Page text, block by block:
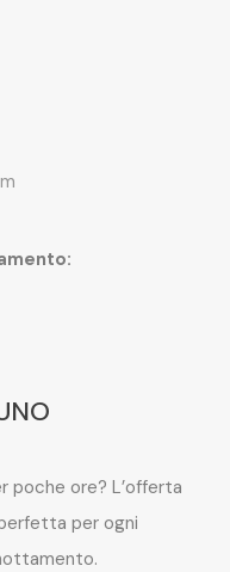
poche ore? L’offerta
per ogni